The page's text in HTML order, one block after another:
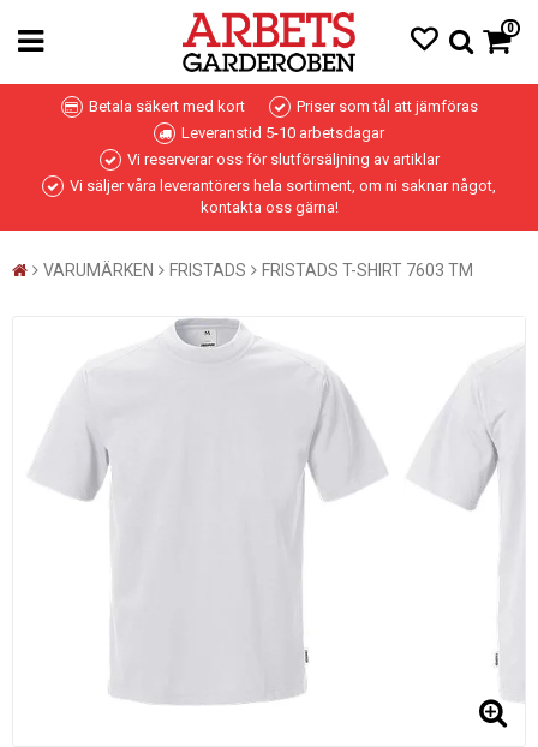
0
Betala säkert med kort
Priser som tål att jämföras
Leveranstid 5-10 arbetsdagar
Vi reserverar oss för slutförsäljning av artiklar
Vi säljer våra leverantörers hela sortiment, om ni saknar något,
kontakta oss gärna!
VARUMÄRKEN FRISTADS FRISTADS T-SHIRT 7603 TM